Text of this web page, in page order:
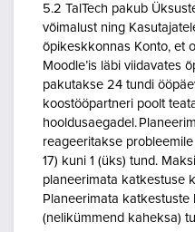
5.2 TalTech pakub
võimalust ning
õpikeskkonnas Konto, et
Moodle’is läbi viidavates
pakutakse 24 tundi
koostööpartneri poolt
hooldusaegadel.
reageeritakse
17) kuni 1 (üks) tund.
planeerimata katkestuse
Planeerimata
(nelikümmend kaheksa)